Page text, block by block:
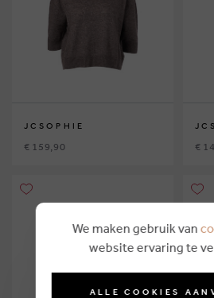
JCSOPHIE
€ 159,90 €
We maken gebruik van
website ervaring te
ALLE COOKIES